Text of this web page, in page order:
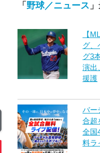
「 野球／ニュース
【
グ、
グ3
演出
援護
バー
合超
全国
料ラ